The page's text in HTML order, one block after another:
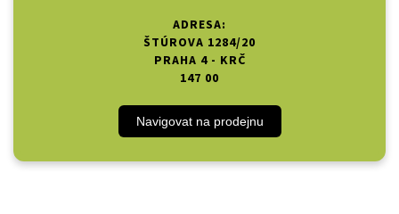
ADRESA:
ŠTÚROVA 1284/20
PRAHA 4 - KRČ
147 00
Navigovat na prodejnu